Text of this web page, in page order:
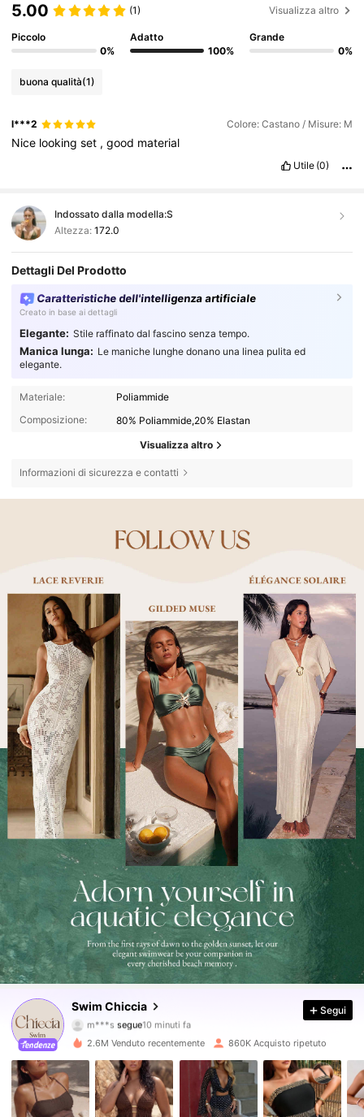
5.00 (1) Visualizza altro
Piccolo
0%
Adatto
100%
Grande
0%
buona qualità(1)
l***2 Colore: Castano / Misure: M
Nice lookingset ,good material
Utile (0)
Indossato dalla modella:S
Altezza: 172.0
Dettagli Del Prodotto
Caratteristiche dell'intelligenza artificiale
Creato in base ai dettagli
Elegante: Stile raffinato dal fascino senza tempo.
Manica lunga: Le maniche lunghe donano una linea pulita ed
elegante.
Materiale:
Poliammide
Composizione:
80% Poliammide,20% Elastan
Visualizza altro
Informazioni di sicurezza e contatti
Swim Chiccia
4.82 378K Follower
j***ssta navigando
4.82
4.82 378K Follower
Segui
2.6M Venduto recentemente 860K Acquisto ripetuto